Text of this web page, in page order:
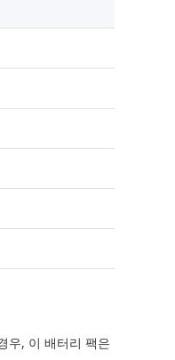
우, 이 배터리 팩은